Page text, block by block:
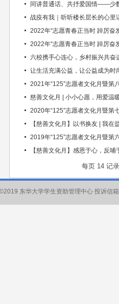
同讲普通话、共抒爱国情——少
战疫有我｜听听楼长层长的心里
2022年“志愿青春正当时 踔厉奋
2022年“志愿青春正当时 踔厉奋
六校携手心连心，乡村振兴共奋
让生活充满公益，让公益成为时
2021年“125”志愿者文化月暨第
慈善文化月 | 小小心愿，用爱温
2020年“125”志愿者文化月暨第
【慈善文化月】以书换友 | 我在
2019年“125”志愿者文化月暨第
【慈善文化月】感恩于心，反哺
每页 14 记录
东华大学学生资助管理中心 投诉信